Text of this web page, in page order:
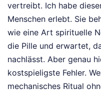
vertreibt. Ich habe
Menschen erlebt. Sie
wie eine Art spirituelle
die Pille und erwartet,
nachlässt. Aber genau
kostspieligste Fehler.
mechanisches Ritual